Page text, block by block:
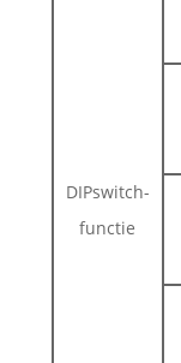
DIPswitch-
functie